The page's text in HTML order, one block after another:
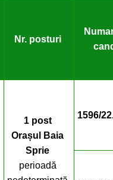
Nr. posturi
1 post
Orașul Baia
Sprie
perioadă
1596/